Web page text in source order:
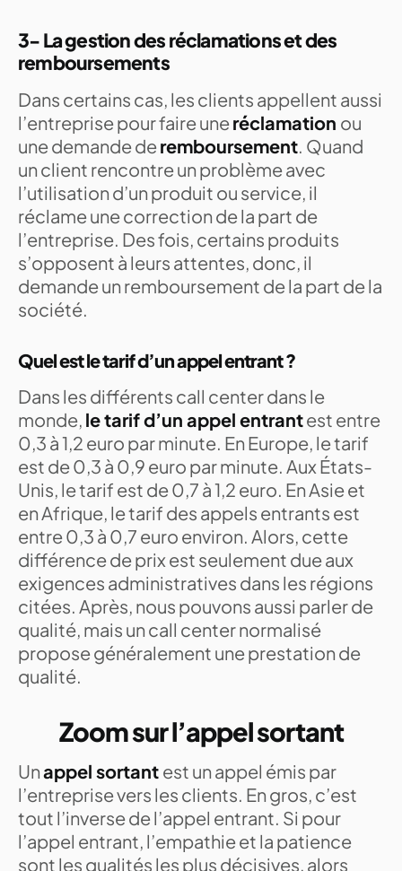
3- La gestion des réclamations et des
remboursements
Dans certains cas, les clients appellent aussi
l’entreprise pour faire uneréclamation ou
une demande deremboursement. Quand
un client rencontre un problème avec
l’utilisation d’un produit ou service, il
réclame une correction de la part de
l’entreprise. Des fois, certains produits
s’opposent à leurs attentes, donc, il
demande un remboursement de la part de la
société.
Quel est le tarif d’un appel entrant ?
Dans les différents call center dans le
monde, le tarif d’un appel entrantest entre
0,3 à 1,2 euro par minute. En Europe, le tarif
est de 0,3 à 0,9 euro par minute. Aux États-
Unis, le tarif est de 0,7 à 1,2 euro. En Asie et
en Afrique, le tarif des appels entrants est
entre 0,3 à 0,7 euro environ. Alors, cette
différence de prix est seulement due aux
exigences administratives dans les régions
citées. Après, nous pouvons aussi parler de
qualité, mais un call center normalisé
propose généralement une prestation de
qualité.
Zoom sur l’appel sortant
Unappel sortant est un appel émis par
l’entreprise vers les clients. En gros, c’est
tout l’inverse de l’appel entrant. Si pour
l’appel entrant, l’empathie et la patience
sont les qualités les plus décisives, alors